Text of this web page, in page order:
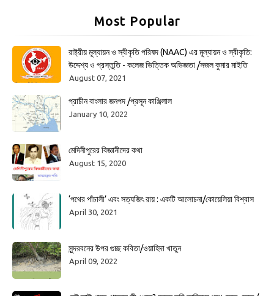
Most Popular
রাষ্ট্রীয় মূল্যায়ন ও স্বীকৃতি পরিষদ (NAAC) এর মূল্যায়ন ও স্বীকৃতি:
উদ্দেশ্য ও প্রস্তুতি - কলেজ ভিত্তিক অভিজ্ঞতা /সজল কুমার মাইতি
August 07, 2021
প্রাচীন বাংলার জনপদ /প্রসূন কাঞ্জিলাল
January 10, 2022
মেদিনীপুরের বিজ্ঞানীদের কথা
August 15, 2020
‘পথের পাঁচালী’ এবং সত্যজিৎ রায় : একটি আলোচনা/কোয়েলিয়া বিশ্বাস
April 30, 2021
সুন্দরবনের উপর গুচ্ছ কবিতা/ওয়াহিদা খাতুন
April 09, 2022